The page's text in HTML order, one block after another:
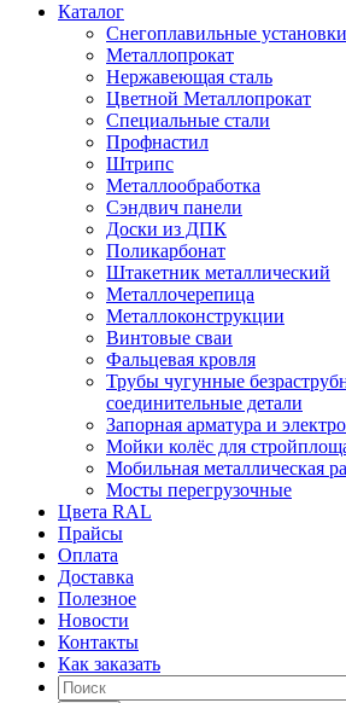
Каталог
Снегоплавильные установки
Металлопрокат
Нержавеющая сталь
Цветной Металлопрокат
Специальные стали
Профнастил
Штрипс
Металлообработка
Сэндвич панели
Доски из ДПК
Поликарбонат
Штакетник металлический
Металлочерепица
Металлоконструкции
Винтовые сваи
Фальцевая кровля
Трубы чугунные
соединительные детали
Запорная арматура и
Мойки колёс для
Мобильная металлическая
Мосты перегрузочные
Цвета RAL
Прайсы
Оплата
Доставка
Полезное
Новости
Контакты
Как заказать